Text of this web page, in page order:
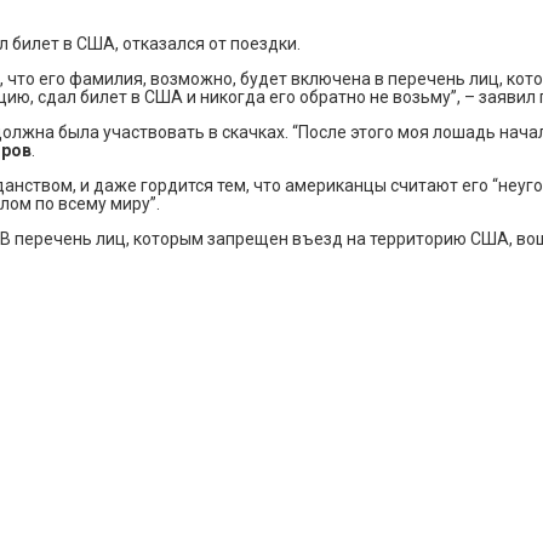
в США, отказался от поездки.
что его фамилия, возможно, будет включена в перечень лиц,
сдал билет в США и никогда его обратно не возьму”, –
была участвовать в скачках. “После этого моя лошадь
и даже гордится тем, что американцы считают его
по всему миру”.
В перечень лиц, которым запрещен въезд на территорию США,